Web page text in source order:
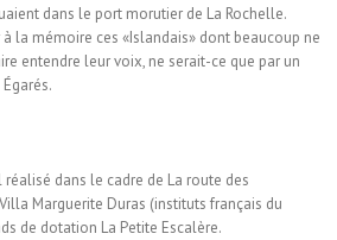
dans le port morutier de La Rochelle.
la mémoire ces «Islandais» dont beaucoup ne
entendre leur voix, ne serait-ce que par un
réalisé dans le cadre de La route des
Marguerite Duras (instituts français du
de dotation La Petite Escalère.